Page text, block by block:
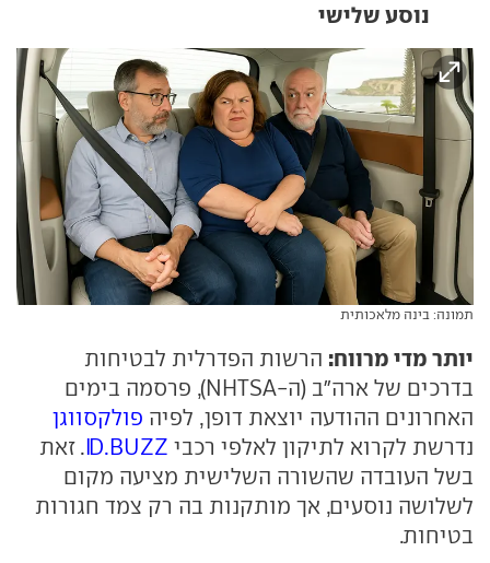
נוסע שלישי
תמונה: בינה מלאכותית
יותר מדי מרווח: הרשות הפדרלית לבטיחות
בדרכים של ארה"ב (ה-NHTSA), פרסמה בימים
האחרונים ההודעה יוצאת דופן, לפיה פולקסווגן
נדרשת לקרוא לתיקון לאלפי רכבי ID.BUZZ. זאת
בשל העובדה שהשורה השלישית מציעה מקום
לשלושה נוסעים, אך מותקנות בה רק צמד חגורות
בטיחות.